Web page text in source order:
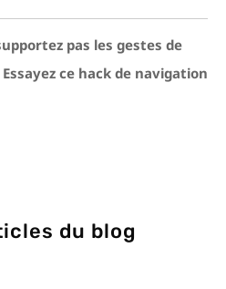
pas les gestes de
Essayez ce hack de navigation
du blog